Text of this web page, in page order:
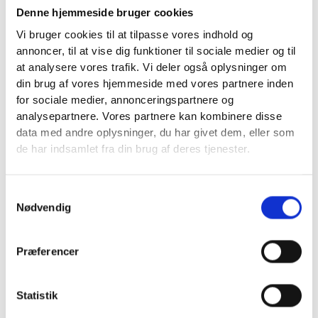
Denne hjemmeside bruger cookies
Vi bruger cookies til at tilpasse vores indhold og
annoncer, til at vise dig funktioner til sociale medier og til
at analysere vores trafik. Vi deler også oplysninger om
din brug af vores hjemmeside med vores partnere inden
for sociale medier, annonceringspartnere og
analysepartnere. Vores partnere kan kombinere disse
data med andre oplysninger, du har givet dem, eller som
de har indsamlet fra din brug af deres tjenester.
Nødvendig
Præferencer
Statistik
JL Filtersystem tilbyder dig duplexfiltre til industribrug. Med
duplex filter får du:
Højere sikkerhed
Færre driftstop
Opretholdelse af kontinuerlig drift
Bedre brugeroplevelse end ved brug af simplexfiltre
Lavtryksfiltre, mellemtryksfiltre og højtryksfiltre.
tilbud på et duplexfilter til din opgave.